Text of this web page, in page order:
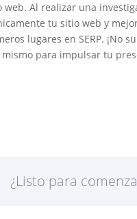
web. Al realizar una
tu sitio web y
lugares en SERP. ¡No
mismo para impulsar tu
¿Listo para